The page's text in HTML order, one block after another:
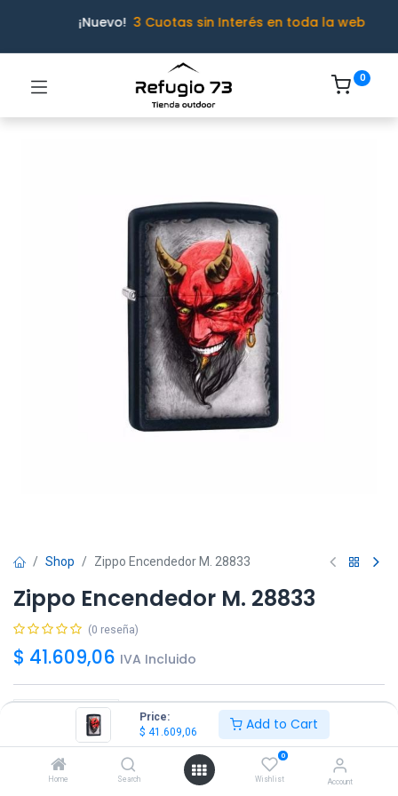
Price:
$ 41.609,06 Add to Cart
Home Search
0
Wishlist Account
¡Nuevo! 3 Cuotas sin Interés en toda la web
0
Shop Zippo Encendedor M. 28833
Zippo Encendedor M. 28833
(0 reseña)
$ 41.609,06 IVA Incluido
Agregar Comprar ya!